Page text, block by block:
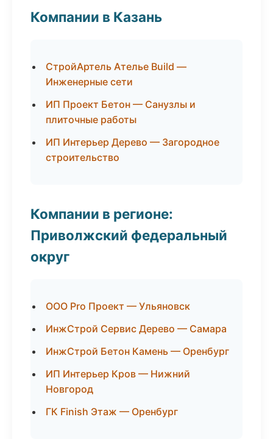
Компании в Казань
СтройАртель Ателье Build —
Инженерные сети
ИП Проект Бетон — Санузлы и
плиточные работы
ИП Интерьер Дерево — Загородное
строительство
Компании в регионе:
Приволжский федеральный
округ
ООО Pro Проект — Ульяновск
ИнжСтрой Сервис Дерево — Самара
ИнжСтрой Бетон Камень — Оренбург
ИП Интерьер Кров — Нижний
Новгород
ГК Finish Этаж — Оренбург